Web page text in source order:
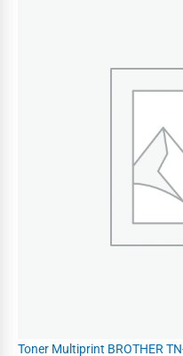
Toner Multiprint BROTHER